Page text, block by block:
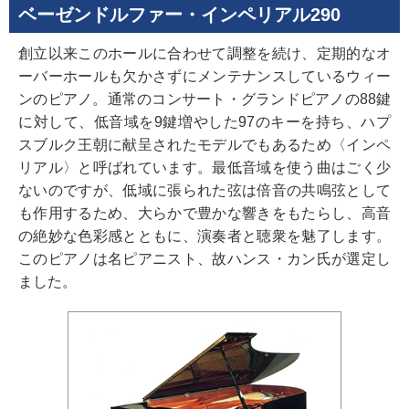
ベーゼンドルファー・インペリアル290
創立以来このホールに合わせて調整を続け、定期的なオ
ーバーホールも欠かさずにメンテナンスしているウィー
ンのピアノ。通常のコンサート・グランドピアノの88鍵
に対して、低音域を9鍵増やした97のキーを持ち、ハプ
スブルク王朝に献呈されたモデルでもあるため〈インペ
リアル〉と呼ばれています。最低音域を使う曲はごく少
ないのですが、低域に張られた弦は倍音の共鳴弦として
も作用するため、大らかで豊かな響きをもたらし、高音
の絶妙な色彩感とともに、演奏者と聴衆を魅了します。
このピアノは名ピアニスト、故ハンス・カン氏が選定し
ました。